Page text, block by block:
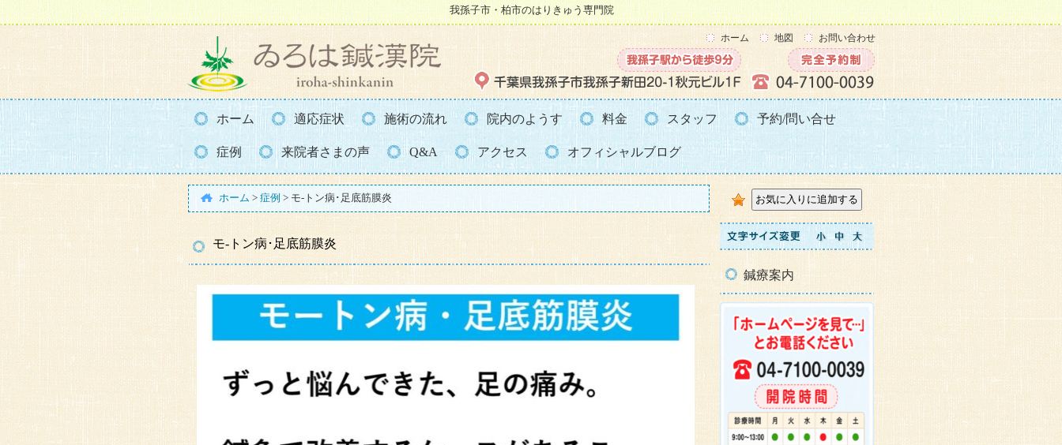
我孫子市・柏市のはりきゅう専門院
ホーム 地図 お問い合わせ
ホーム 適応症状 施術の流れ 院内のようす 料金 スタッフ 予約/問い合せ
症例 来院者さまの声 Q&A アクセス オフィシャルブログ
ホーム > 症例 > モ-トン病･足底筋膜炎
モ-トン病･足底筋膜炎
鍼療案内